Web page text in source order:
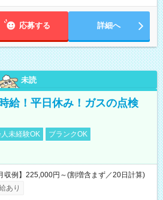
応募する 詳細へ
未読
給！平日休み！ガスの点検
未経験OK
ブランクOK
例】225,000円～(割増含まず／20日計算)
あり